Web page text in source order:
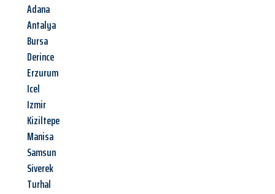
Adana
Antalya
Bursa
Derince
Erzurum
Icel
Izmir
Kiziltepe
Manisa
Samsun
Siverek
Turhal